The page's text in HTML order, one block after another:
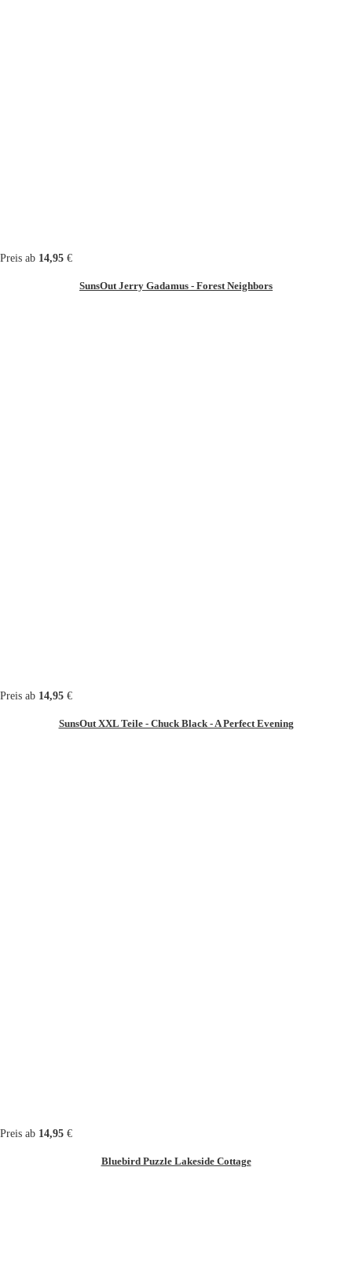
Preis ab 14,95 €
SunsOut Jerry Gadamus - Forest Neighbors
Preis ab 14,95 €
SunsOut XXL Teile - Chuck Black - A Perfect Evening
Preis ab 14,95 €
Bluebird Puzzle Lakeside Cottage